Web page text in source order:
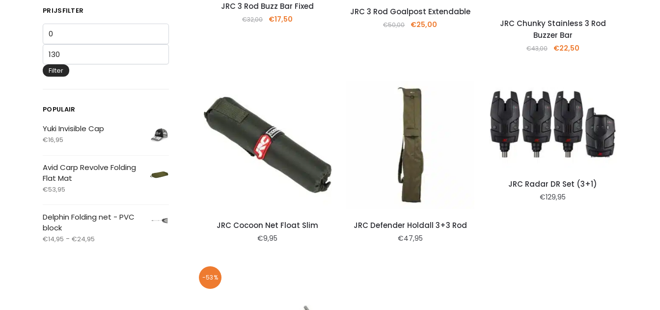
JRC 3 Rod Buzz Bar Fixed
€32,00 €17,50
JRC 3 Rod Goalpost Extendable
€50,00 €25,00
JRC Chunky Stainless 3 Rod
Buzzer Bar
€43,00 €22,50
JRC Cocoon Net Float Slim
€9,95
JRC Defender Holdall 3+3 Rod
€47,95
JRC Radar DR Set (3+1)
€129,95
-53%
PRIJSFILTER
Filter
POPULAIR
Yuki Invisible Cap
€16,95
Avid Carp Revolve Folding
Flat Mat
€53,95
Delphin Folding net - PVC
block
€14,95 - €24,95